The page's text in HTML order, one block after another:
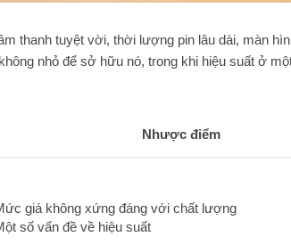
thanh tuyệt vời, thời lượng pin lâu dài, màn
nhỏ để sở hữu nó, trong khi hiệu suất ở
Nhược điểm
giá không xứng đáng với chất lượng
số vấn đề về hiệu suất